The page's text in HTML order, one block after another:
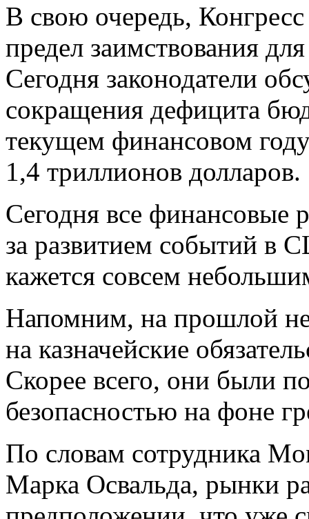
В свою очередь, Конгресс
предел заимствования
Сегодня законодатели
сокращения дефицита
текущем финансовом
1,4 триллионов долларов.
Сегодня все финансовые
за развитием событий в
кажется совсем
Напомним, на прошлой
на казначейские
Скорее всего, они были
безопасностью на фоне
По словам сотрудника
Марка Освальда, рынки